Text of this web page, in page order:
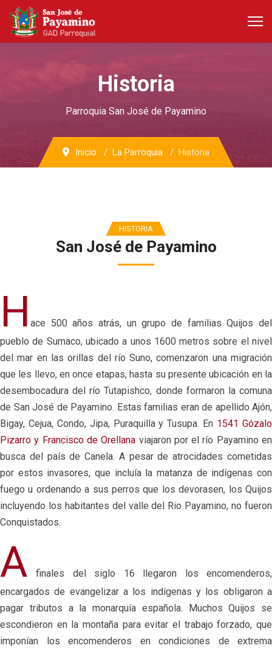
Historia
Parroquia San José de Payamino
Inicio La Parroquia Historia
HISTORIA
San José de Payamino
H ace 500 años atrás, un grupo de familias Quijos del
pueblo de Sumaco, ubicado a unos 1600 metros sobre el nivel
del mar en las orillas del río Suno, comenzaron una migración
que les llevo, en once etapas, hasta su presente ubicación en la
desembocadura del río Tutapishco, donde formaron la comuna
de San José de Payamino. Estas familias eran de apellido Ajón,
Bigay, Cejua, Condo, Jipa, Puraquilla y Tusupa. En 1541 Gózalo
Pizarro y Francisco de Orellana viajaron por el río Payamino en
busca del país de Canela. A pesar de atrocidades cometidas
por estos invasores, que incluía la matanza de indígenas con
fuego u ordenando a sus perros que los devorasen, los Quijos
incluyendo los habitantes del valle del Rio Payamino, no fueron
Conquistados.
A finales del siglo 16 llegaron los encomenderos,
encargados de evangelizar a los indígenas y los obligaron a
pagar tributos a la monarquía española. Muchos Quijos se
escondieron en la montaña para evitar el trabajo forzado, que
imponían los encomenderos en condiciones de extrema